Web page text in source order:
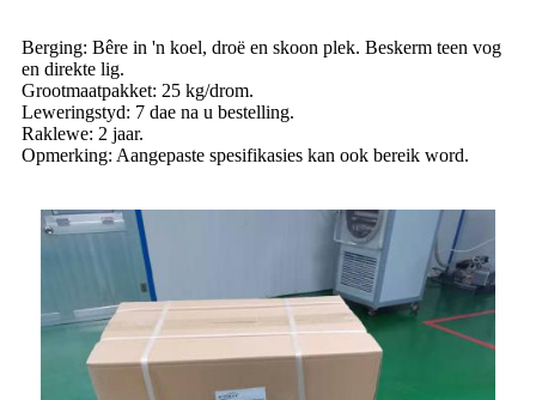
Berging: Bêre in 'n koel, droë en skoon plek. Beskerm teen vog
en direkte lig.
Grootmaatpakket: 25 kg/drom.
Leweringstyd: 7 dae na u bestelling.
Raklewe: 2 jaar.
Opmerking: Aangepaste spesifikasies kan ook bereik word.